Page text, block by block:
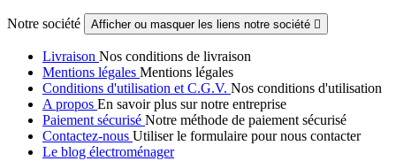
Notre société Afficher ou masquer les liens notre société 
Livraison Nos conditions de livraison
Mentions légales Mentions légales
Conditions d'utilisation et C.G.V. Nos conditions d'utilisation
A propos En savoir plus sur notre entreprise
Paiement sécurisé Notre méthode de paiement sécurisé
Contactez-nous Utiliser le formulaire pour nous contacter
Le blog électroménager